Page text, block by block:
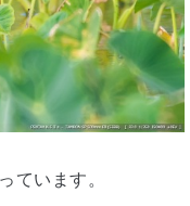
ています。